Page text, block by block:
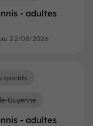
- adultes
22/08/2026
- adultes
sportifs
Guyenne